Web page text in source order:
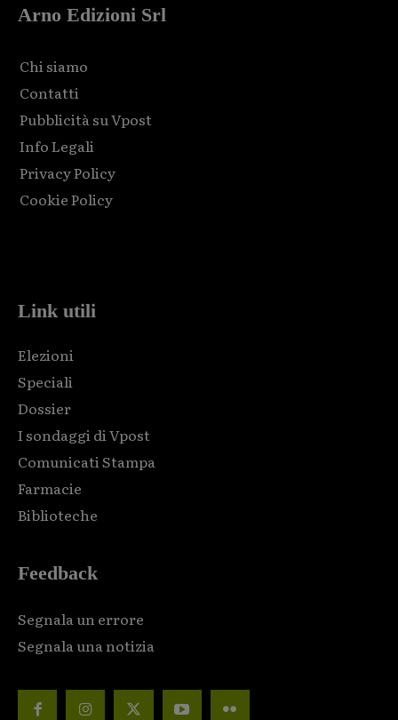
Arno Edizioni Srl
Chi siamo
Contatti
Pubblicità su Vpost
Info Legali
Privacy Policy
Cookie Policy
Link utili
Elezioni
Speciali
Dossier
I sondaggi di Vpost
Comunicati Stampa
Farmacie
Biblioteche
Feedback
Segnala un errore
Segnala una notizia